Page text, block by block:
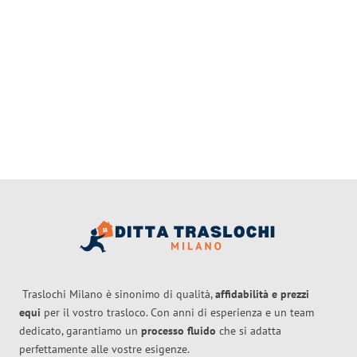
Traslochi Milano è sinonimo di qualità,affidabilità e prezzi
equi per il vostro trasloco. Con anni di esperienza e un team
dedicato, garantiamo un processo fluido che si adatta
perfettamente alle vostre esigenze.